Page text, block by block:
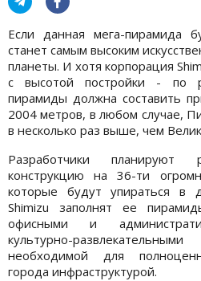
Если данная мега-пирамида
станет самым высоким
планеты. И хотя корпорация
с высотой постройки - по
пирамиды должна составить
2004 метров, в любом случае,
в несколько раз выше, чем
Разработчики планируют
конструкцию на 36-ти
которые будут упираться в
Shimizu заполнят ее
офисными и
культурно-
необходимой для
города инфраструктурой.